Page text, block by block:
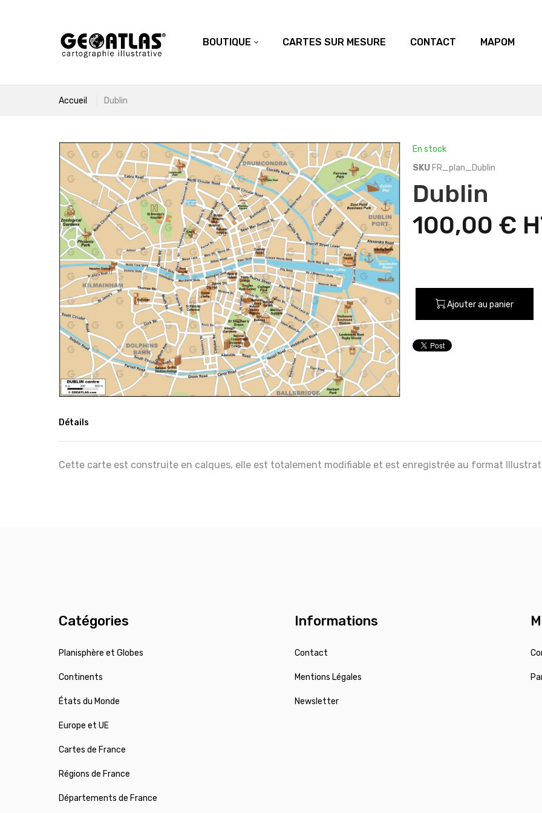
BOUTIQUE CARTES SUR MESURE CONTACT MAPOM
Accueil Dublin
En stock
SKU FR_plan_Dublin
Dublin
100,00 €
Ajouter au panier
Détails
Cette carte est construite en calques, elle est totalement modifiable et est enregistrée au format
Catégories
Planisphère et Globes
Continents
États du Monde
Europe et UE
Cartes de France
Régions de France
Départements de France
Informations
Contact
Mentions Légales
Newsletter